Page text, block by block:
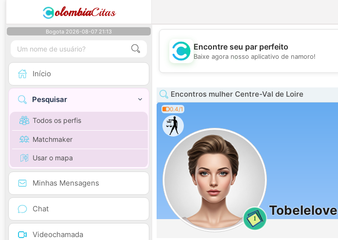
olombiaCitas
Bogota 2026-08-07 21:13
Início
Pesquisar
Todos os perfis
Matchmaker
Usar o mapa
Minhas Mensagens
Chat
Videochamada
💖
Encontre seu par perfeito
Baixe agora nosso aplicativo de namoro!
Encontros mulher Centre-Val de Loire
0.4/1
1
Tobelelove